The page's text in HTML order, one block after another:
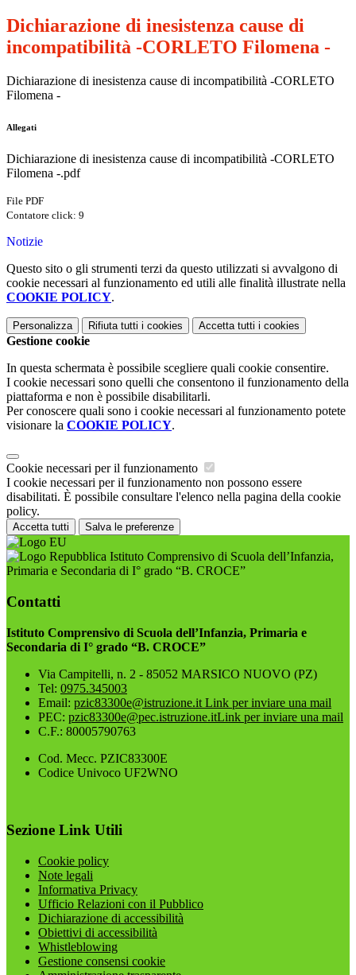
Dichiarazione di inesistenza cause di
incompatibilità -CORLETO Filomena -
Dichiarazione di inesistenza cause di incompatibilità -CORLETO
Filomena -
Allegati
Dichiarazione di inesistenza cause di incompatibilità -CORLETO
Filomena -.pdf
File PDF
Contatore click: 9
Notizie
Questo sito o gli strumenti terzi da questo utilizzati si avvalgono di
cookie necessari al funzionamento ed utili alle finalità illustrate nella
COOKIE POLICY.
Personalizza Rifiuta tutti i cookies Accetta tutti i cookies
Gestione cookie
In questa schermata è possibile scegliere quali cookie consentire.
I cookie necessari sono quelli che consentono il funzionamento della
piattaforma e non è possibile disabilitarli.
Per conoscere quali sono i cookie necessari al funzionamento potete
visionare la COOKIE POLICY.
Cookie necessari per il funzionamento
I cookie necessari per il funzionamento non possono essere
disabilitati. È possibile consultare l'elenco nella pagina della cookie
policy.
Accetta tutti Salva le preferenze
Istituto Comprensivo di Scuola dell’Infanzia,
Primaria e Secondaria di I° grado “B. CROCE”
Contatti
Istituto Comprensivo di Scuola dell’Infanzia, Primaria e
Secondaria di I° grado “B. CROCE”
Via Campitelli, n. 2 - 85052 MARSICO NUOVO (PZ)
Tel: 0975.345003
Email: pzic83300e@istruzione.it Link per inviare una mail
PEC: pzic83300e@pec.istruzione.itLink per inviare una mail
C.F.: 80005790763
Cod. Mecc. PZIC83300E
Codice Univoco UF2WNO
Sezione Link Utili
Cookie policy
Note legali
Informativa Privacy
Ufficio Relazioni con il Pubblico
Dichiarazione di accessibilità
Obiettivi di accessibilità
Whistleblowing
Gestione consensi cookie